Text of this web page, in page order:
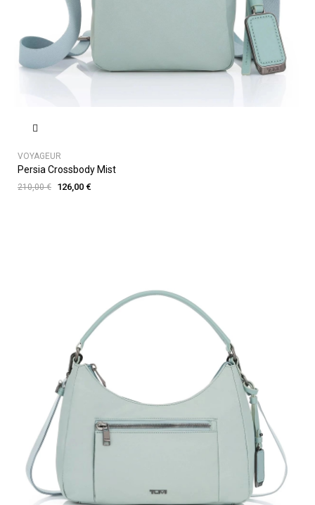
VOYAGEUR
Persia Crossbody Mist
210,00 € 126,00 €